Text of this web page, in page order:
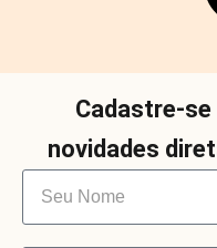
Cadastre-se
novidades